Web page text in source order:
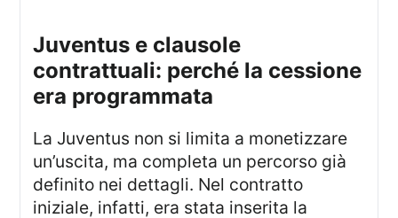
juventus e clausole
contrattuali: perché la cessione
era programmata
La Juventus non si limita a monetizzare
un’uscita, ma completa un percorso già
definito nei dettagli. Nel contratto
iniziale, infatti, era stata inserita la